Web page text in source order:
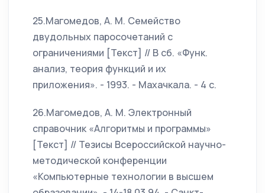
25.Магомедов, А. М. Семейство
двудольных паросочетаний с
ограничениями [Текст] // В сб. «Функ.
анализ, теория функций и их
приложения». - 1993. - Махачкала. - 4 c.
26.Магомедов, А. М. Электронный
справочник «Алгоритмы и программы»
[Текст] // Тезисы Всероссийской научно-
методической конференции
«Компьютерные технологии в высшем